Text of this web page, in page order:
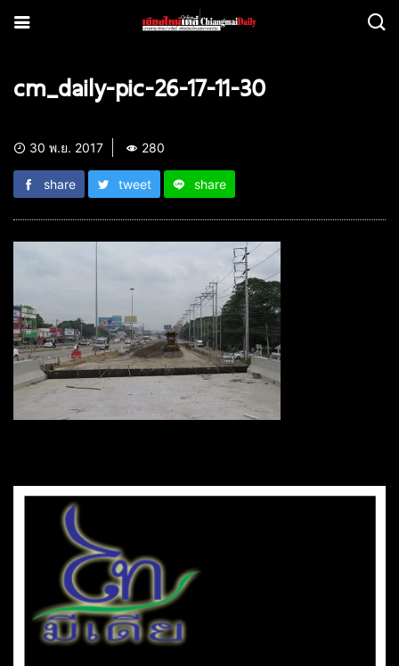
cm_daily-pic-26-17-11-30
30 พ.ย. 2017 280
share tweet share